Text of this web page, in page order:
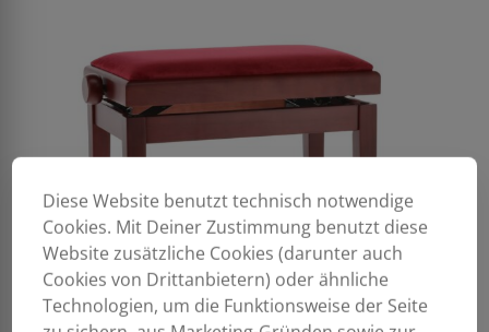
Diese Website benutzt technisch notwendige
Cookies. Mit Deiner Zustimmung benutzt diese
Website zusätzliche Cookies (darunter auch
Cookies von Drittanbietern) oder ähnliche
Technologien, um die Funktionsweise der Seite